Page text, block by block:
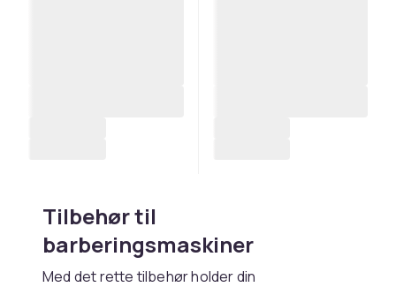
Tilbehør til
barberingsmaskiner
Med det rette tilbehør holder din